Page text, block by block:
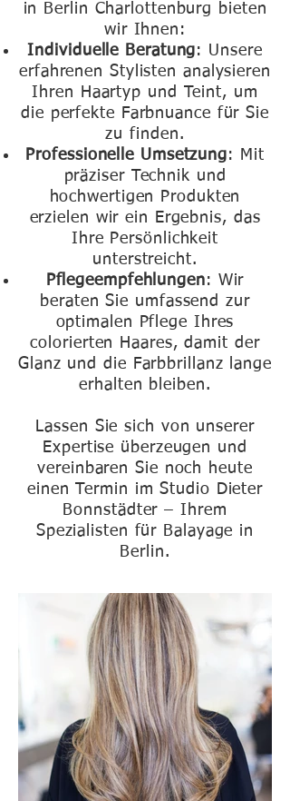
in Berlin Charlottenburg bieten
wir Ihnen:​
Individuelle Beratung: Unsere
erfahrenen Stylisten analysieren
Ihren Haartyp und Teint, um
die perfekte Farbnuance für Sie
zu finden.​
Professionelle Umsetzung: Mit
präziser Technik und
hochwertigen Produkten
erzielen wir ein Ergebnis, das
Ihre Persönlichkeit
unterstreicht.​
Pflegeempfehlungen: Wir
beraten Sie umfassend zur
optimalen Pflege Ihres
colorierten Haares, damit der
Glanz und die Farbbrillanz lange
erhalten bleiben.
Lassen Sie sich von unserer
Expertise überzeugen und
vereinbaren Sie noch heute
einen Termin im Studio Dieter
Bonnstädter – Ihrem
Spezialisten für Balayage in
Berlin.